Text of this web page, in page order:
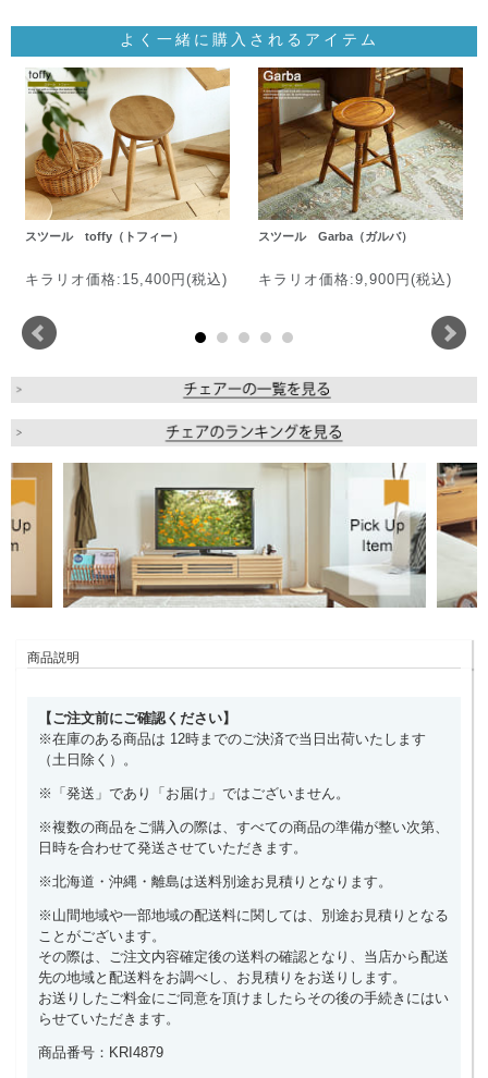
よく一緒に購入されるアイテム
スツール toffy（トフィー）
キラリオ価格:15,400円(税込)
スツール Garba（ガルバ）
キラリオ価格:9,900円(税込)
商品説明
【ご注文前にご確認ください】
※在庫のある商品は 12時までのご決済で当日出荷いたします
（土日除く）。
※「発送」であり「お届け」ではございません。
※複数の商品をご購入の際は、すべての商品の準備が整い次第、
日時を合わせて発送させていただきます。
※北海道・沖縄・離島は送料別途お見積りとなります。
※山間地域や一部地域の配送料に関しては、別途お見積りとなる
ことがございます。
その際は、ご注文内容確定後の送料の確認となり、当店から配送
先の地域と配送料をお調べし、お見積りをお送りします。
お送りしたご料金にご同意を頂けましたらその後の手続きにはい
らせていただきます。
商品番号：KRI4879